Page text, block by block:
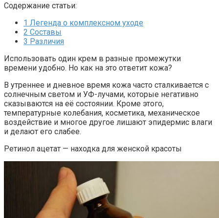
Содержание статьи:
1 Легенда о комплексном уходе
2 Составы
3 Различия
Использовать один крем в разные промежутки
времени удобно. Но как на это ответит кожа?
В утреннее и дневное время кожа часто сталкивается с
солнечным светом и УФ-лучами, которые негативно
сказываются на её состоянии. Кроме этого,
температурные колебания, косметика, механическое
воздействие и многое другое лишают эпидермис влаги
и делают его слабее.
Ретинол ацетат — находка для женской красоты